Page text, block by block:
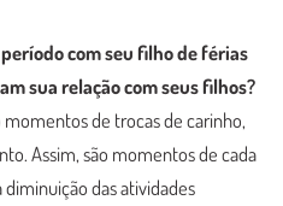
com seu filho de férias
sua relação com seus filhos?
de trocas de carinho,
Assim, são momentos de cada
das atividades